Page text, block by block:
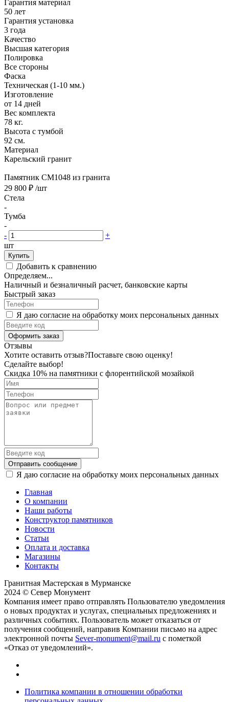
Гарантия материал
50 лет
Гарантия установка
3 года
Качество
Высшая категория
Полировка
Все стороны
Фаска
Техническая (1-10 мм.)
Изготовление
от 14 дней
Вес комплекта
78 кг.
Высота с тумбой
92 см.
Материал
Карельский гранит
Памятник CM1048 из гранита
29 800 ₽ /шт
Стела
-
Тумба
-
-
+
шт
Купить
Добавить к сравнению
Определяем...
Наличный и безналичный расчет, банковские карты
Быстрый заказ
Я даю согласие на обработку моих персональных данных
Оформить заказ
Отзывы
Хотите оставить отзыв?Поставьте свою оценку!
Сделайте выбор!
Скидка 10% на памятники с флорентийской мозайкой
Отправить сообщение
Я даю согласие на обработку моих персональных данных
Главная
О компании
Наши работы
Конструктор памятников
Новости
Статьи
Оплата и доставка
Магазины
Контакты
Гранитная Мастерская в Мурманске
2024 © Север Монумент
Компания имеет право отправлять Пользователю уведомления
о новых продуктах и услугах, специальных предложениях и
различных событиях. Пользователь может отказаться от
получения сообщений, направив Компании письмо на адрес
электронной почты Sever-monument@mail.ru с пометкой
«Отказ от уведомлений».
Политика компании в отношении обработки